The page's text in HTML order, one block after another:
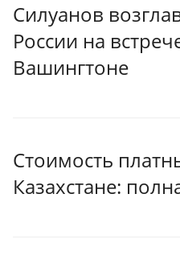
Силуанов
России на
Вашингтоне
Стоимость
Казахстане: